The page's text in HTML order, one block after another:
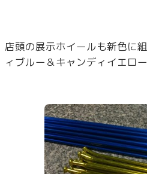
店頭の展示ホイールも新色に
ィブルー＆キャンディイエロ